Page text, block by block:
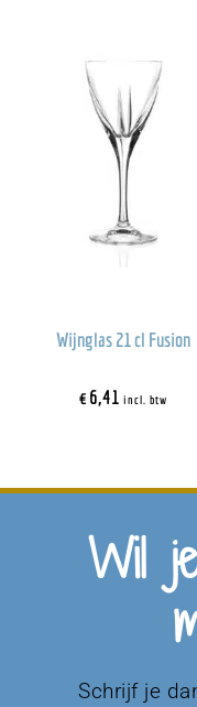
Wijnglas 21 cl Fusion
€6,41 incl. btw
Wil
Schrijf je